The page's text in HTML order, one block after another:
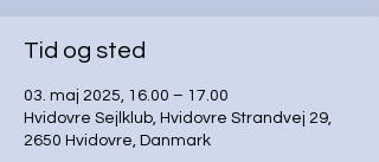
Tid og sted
03. maj 2025, 16.00 – 17.00
Hvidovre Sejlklub, Hvidovre Strandvej 29,
2650 Hvidovre, Danmark